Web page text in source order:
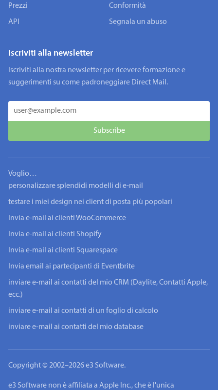
Prezzi
API
Conformità
Segnala un abuso
Iscriviti alla newsletter
Iscriviti alla nostra newsletter per ricevere formazione e
suggerimenti su come padroneggiare Direct Mail.
Voglio…
personalizzare splendidi modelli di e-mail
testare i miei design nei client di posta più popolari
Invia e-mail ai clienti WooCommerce
Invia e-mail ai clienti Shopify
Invia e-mail ai clienti Squarespace
Invia email ai partecipanti di Eventbrite
inviare e-mail ai contatti del mio CRM (Daylite, Contatti Apple,
ecc.)
inviare e-mail ai contatti di un foglio di calcolo
inviare e-mail ai contatti del mio database
Copyright © 2002–2026 e3 Software.
e3 Software non è affiliata a Apple Inc., che è l'unica